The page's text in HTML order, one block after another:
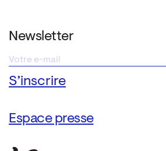
Newsletter
Espace presse